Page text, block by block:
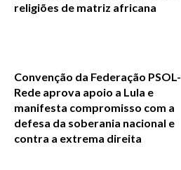
religiões de matriz africana
Convenção da Federação PSOL-
Rede aprova apoio a Lula e
manifesta compromisso com a
defesa da soberania nacional e
contra a extrema direita